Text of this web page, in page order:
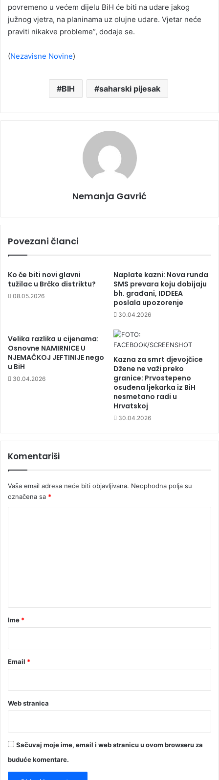
povremeno u većem dijelu BiH će biti na udare jakog
južnog vjetra, na planinama uz olujne udare. Vjetar neće
praviti nikakve probleme”, dodaje se.
(Nezavisne Novine)
BIH saharski pijesak
Nemanja Gavrić
Povezani članci
Ko će biti novi glavni
tužilac u Brčko distriktu?
08.05.2026
Naplate kazni: Nova runda
SMS prevara koju dobijaju
bh. građani, IDDEEA
poslala upozorenje
30.04.2026
Velika razlika u cijenama:
Osnovne NAMIRNICE U
NJEMAČKOJ JEFTINIJE nego
u BiH
30.04.2026
Kazna za smrt djevojčice
Džene ne važi preko
granice: Prvostepeno
osuđena ljekarka iz BiH
nesmetano radi u
Hrvatskoj
30.04.2026
Komentariši
Vaša email adresa neće biti objavljivana. Neophodna polja su
označena sa *
rIme *
Email *
Web stranica
Sačuvaj moje ime, email i web stranicu u ovom browseru za
buduće komentare.